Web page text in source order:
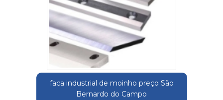
faca industrial de moinho preço São
Bernardo do Campo